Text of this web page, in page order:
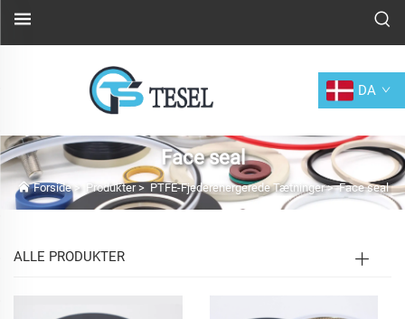
DA
Face seal
Forside> Produkter> PTFE-Fjederenergerede Tætninger>Face seal
ALLE PRODUKTER